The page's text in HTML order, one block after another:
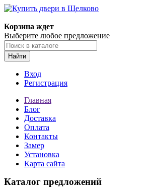
Корзина ждет
Выберите любое предложение
Найти
Вход
Регистрация
Главная
Блог
Доставка
Оплата
Контакты
Замер
Установка
Карта сайта
Каталог предложений